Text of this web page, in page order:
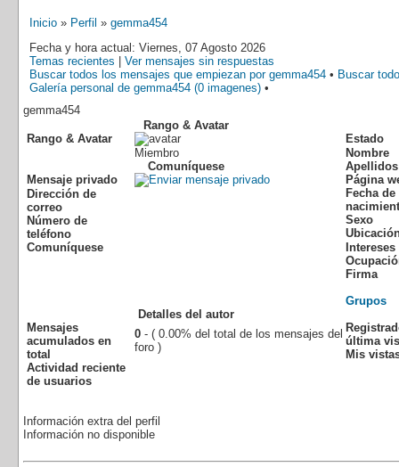
Inicio » Perfil » gemma454
Fecha y hora actual: Viernes, 07 Agosto 2026
Temas recientes
Ver mensajes sin respuestas
Buscar todos los mensajes que empiezan por gemma454 • Buscar
Galería personal de gemma454 (0 imagenes) •
gemma454
Rango & Avatar
Rango & Avatar
Miembro
Comuníquese
Mensaje privado
Dirección de
correo
Número de
teléfono
Comuníquese
Estado
Nombre
Apellidos
Página
Fecha de
Sexo
Intereses
Firma
Grupos
Detalles del autor
Mensajes
acumulados en
total
0 - ( 0.00% del total de los mensajes del
foro )
Actividad reciente
de usuarios
última
Mis
Información extra del perfil
Información no disponible